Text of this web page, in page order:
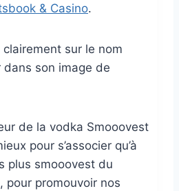
& Casino.
clairement sur le nom
dans son image de
de la vodka Smooovest
pour s’associer qu’à
plus smooovest du
pour promouvoir nos